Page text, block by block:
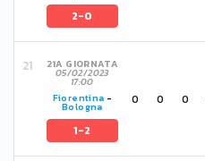
2-0
21A GIORNATA
05/02/2023
17:00
Fiorentina -
Bologna
1-2
0 0 0